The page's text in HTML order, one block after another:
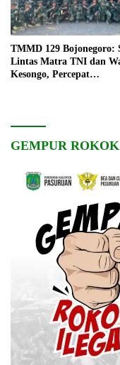
TMMD 129 Bojonegoro:
Lintas Matra TNI dan
Kesongo, Percepat
GEMPUR